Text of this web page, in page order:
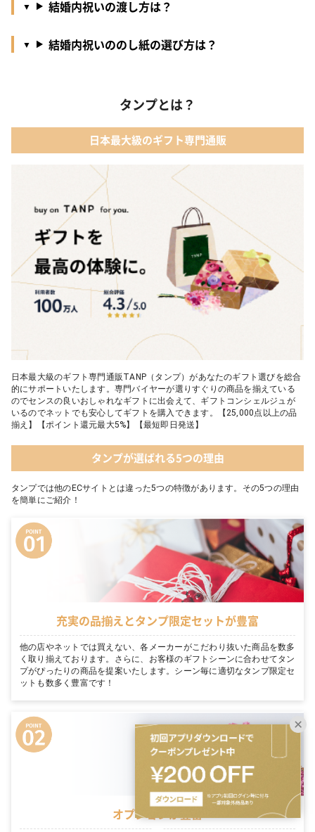
結婚内祝いの渡し方は？
結婚内祝いののし紙の選び方は？
タンプとは？
日本最大級のギフト専門通販
日本最大級のギフト専門通販TANP（タンプ）があなたのギフト選びを総合
的にサポートいたします。専門バイヤーが選りすぐりの商品を揃えている
のでセンスの良いおしゃれなギフトに出会えて、ギフトコンシェルジュが
いるのでネットでも安心してギフトを購入できます。【25,000点以上の品
揃え】【ポイント還元最大5%】【最短即日発送】
タンプが選ばれる5つの理由
タンプでは他のECサイトとは違った5つの特徴があります。その5つの理由
を簡単にご紹介！
充実の品揃えとタンプ限定セットが豊富
他の店やネットでは買えない、各メーカーがこだわり抜いた商品を数多
く取り揃えております。さらに、お客様のギフトシーンに合わせてタン
プがぴったりの商品を提案いたします。シーン毎に適切なタンプ限定セ
ットも数多く豊富です！
オプションが豊富